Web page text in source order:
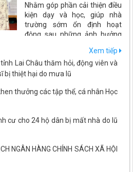
Nhằm góp phần cải thiện điều
kiện dạy và học, giúp nhà
trường sớm ổn định hoạt
động sau những ảnh hưởng
bị, đồ dùng dạy học và thiết bị phục
non Phúc Than.
Xem tiếp
Lai Châu thăm hỏi, động viên và
bị thiệt hại do mưa lũ
thưởng các tập thể, cá nhân Học
cư cho 24 hộ dân bị mất nhà do lũ
NGÂN HÀNG CHÍNH SÁCH XÃ HỘI